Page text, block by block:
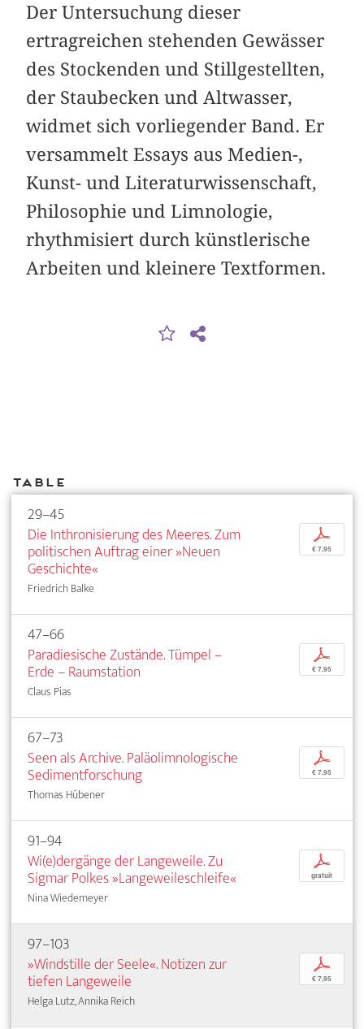
Der Untersuchung dieser
ertragreichen stehenden Gewässer
des Stockenden und Stillgestellten,
der Staubecken und Altwasser,
widmet sich vorliegender Band. Er
versammelt Essays aus Medien-,
Kunst- und Literaturwissenschaft,
Philosophie und Limnologie,
rhythmisiert durch künstlerische
Arbeiten und kleinere Textformen.
Table
29–45
Die Inthronisierung des Meeres. Zum
politischen Auftrag einer »Neuen
Geschichte«
Friedrich Balke
p
€ 7,95
47–66
Paradiesische Zustände. Tümpel –
Erde – Raumstation
Claus Pias
p
€ 7,95
67–73
Seen als Archive. Paläolimnologische
Sedimentforschung
Thomas Hübener
p
€ 7,95
91–94
Wi(e)dergänge der Langeweile. Zu
Sigmar Polkes »Langeweileschleife«
Nina Wiedemeyer
p
gratuit
97–103
»Windstille der Seele«. Notizen zur
tiefen Langeweile
Helga Lutz, Annika Reich
p
€ 7,95